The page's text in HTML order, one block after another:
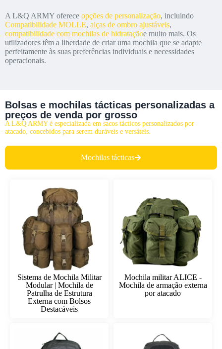
A L&Q ARMY oferece opções de personalização, incluindo
Compatibilidade MOLLE, alças de ombro ajustáveis,
compatibilidade com mochilas de hidrataçãoe muito mais. Os
utilizadores têm a liberdade de criar uma mochila que se adapte
perfeitamente às suas preferências individuais e necessidades
operacionais.
Bolsas e mochilas tácticas personalizadas a
preços de venda por grosso
A L&Q ARMY é especializada em sacos tácticos personalizados por
atacado, concebidos para serem duráveis e versáteis.
Mochilas tácticas
Sistema de Mochila Militar
Modular | Mochila de
Patrulha de Estrutura
Externa com Bolsos
Destacáveis
Mochila militar ALICE -
Mochila de armação externa
por atacado